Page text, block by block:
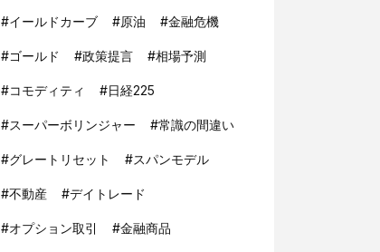
#イールドカーブ #原油 #金融危機
#ゴールド #政策提言 #相場予測
#コモディティ #日経225
#スーパーボリンジャー #常識の間違い
#グレートリセット #スパンモデル
#不動産 #デイトレード
#オプション取引 #金融商品